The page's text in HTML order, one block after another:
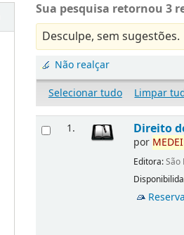
Sua pesquisa retornou 3
Desculpe, sem sugestões.
Não realçar
Selecionar tudo
Limpar
1. Direito
por MEDE
Editora:São
Disponibilida